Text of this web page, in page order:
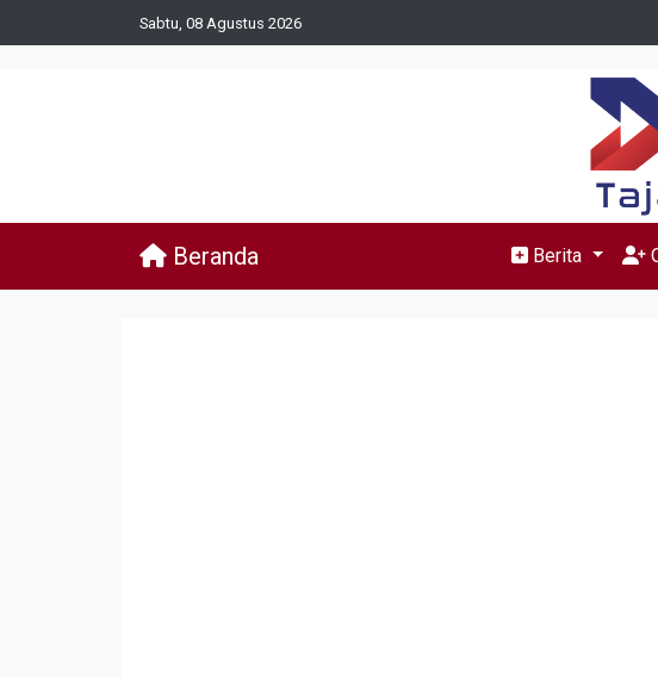
Sabtu, 08 Agustus 2026
Beranda Berita